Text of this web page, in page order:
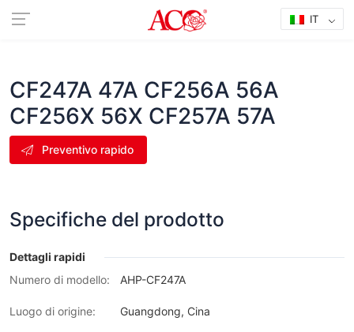
IT
CF247A 47A CF256A 56A
CF256X 56X CF257A 57A
Preventivo rapido
Specifiche del prodotto
Dettagli rapidi
Numero di modello:
AHP-CF247A
Luogo di origine: Guangdong, Cina